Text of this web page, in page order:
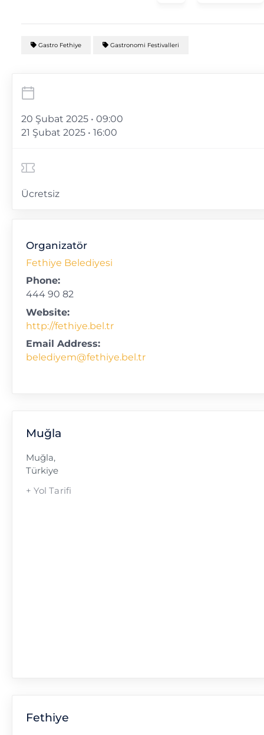
Gastro Fethiye Gastronomi Festivalleri
20 Şubat 2025 • 09:00
21 Şubat 2025 • 16:00
Ücretsiz
Organizatör
Fethiye Belediyesi
Phone:
444 90 82
Website:
http://fethiye.bel.tr
Email Address:
belediyem@fethiye.bel.tr
Muğla
Muğla,
Türkiye
+ Yol Tarifi
Fethiye